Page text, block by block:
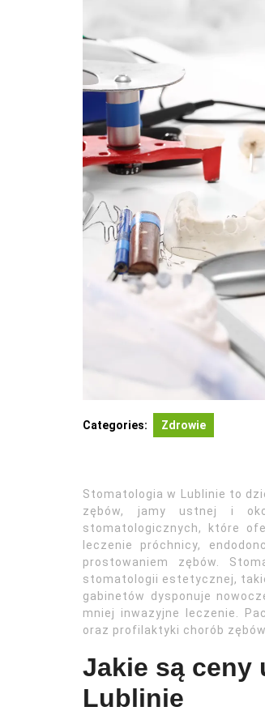
Categories: Zdrowie
Stomatologia w Lublinie to
zębów, jamy ustnej i
stomatologicznych, które
leczenie próchnicy,
prostowaniem zębów.
stomatologii estetycznej,
gabinetów dysponuje
mniej inwazyjne leczenie.
oraz profilaktyki chorób
Jakie są ceny
Lublinie